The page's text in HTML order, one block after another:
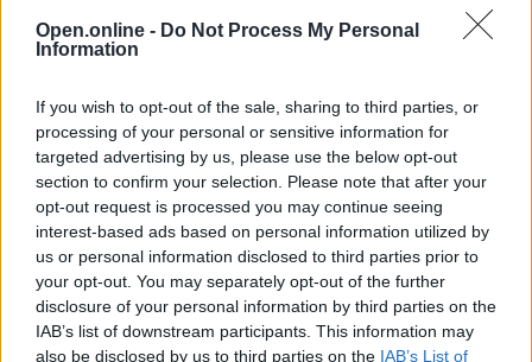
Open.online - Do Not Process My Personal
Information
If you wish to opt-out of the sale, sharing to third parties, or
processing of your personal or sensitive information for
targeted advertising by us, please use the below opt-out
section to confirm your selection. Please note that after your
opt-out request is processed you may continue seeing
interest-based ads based on personal information utilized by
us or personal information disclosed to third parties prior to
your opt-out. You may separately opt-out of the further
disclosure of your personal information by third parties on the
IAB’s list of downstream participants. This information may
also be disclosed by us to third parties on the IAB’s List of
TECNOLOGIA
FACT-CHECKING
Contatti
Ultime notizie Caldo recordGiuseppe ConteImmigrazione
ATTUALITÀArrestiGiovani InchiestePistoiaToscanaViolenza
sessualeViolenza sulle donne
Pistoia, lo psicologo arrestato per abusi
sessuali su dieci pazienti